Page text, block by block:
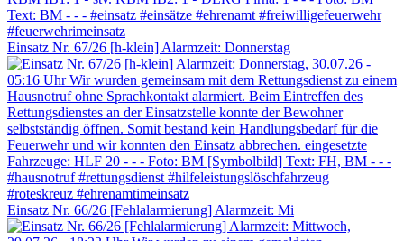
Einsatz Nr. 67/26 [h-klein] Alarmzeit: Donnerstag
Einsatz Nr. 66/26 [Fehlalarmierung] Alarmzeit: Mi